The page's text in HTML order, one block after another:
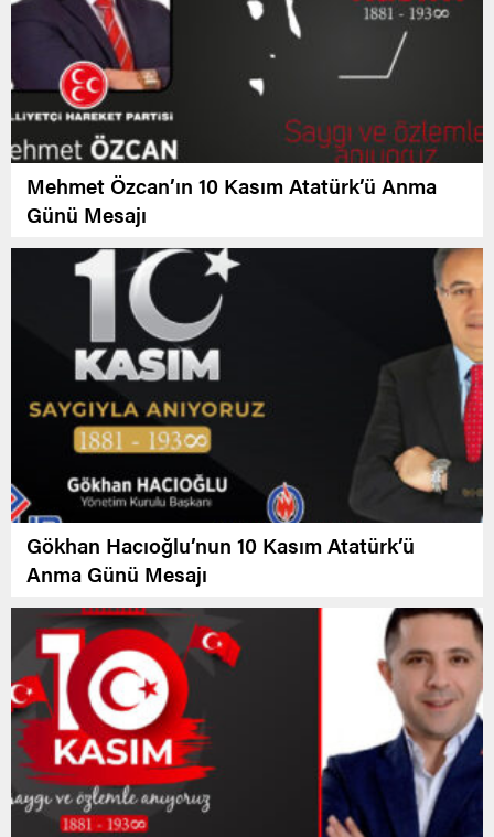
Mehmet Özcan’ın 10 Kasım Atatürk’ü Anma
Günü Mesajı
Gökhan Hacıoğlu’nun 10 Kasım Atatürk’ü
Anma Günü Mesajı